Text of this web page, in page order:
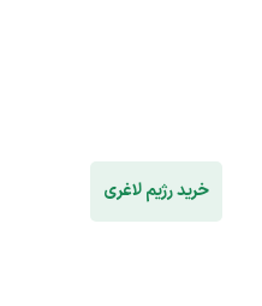
خرید رژیم لاغری